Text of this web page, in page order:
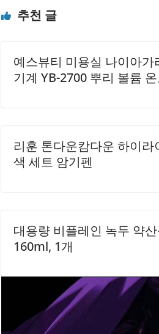
세로 운동할 수 있으며, 다양한 체
다.부모님과 같은 고령자도 쉽게 사
추천 글
예스뷰티 미용실 나이아
기계 YB-2700 뿌리 볼륨
리훈 톤다운캄다운 하이
색 세트 암기펜
대용량 비플레인 녹두 약
160ml, 1개